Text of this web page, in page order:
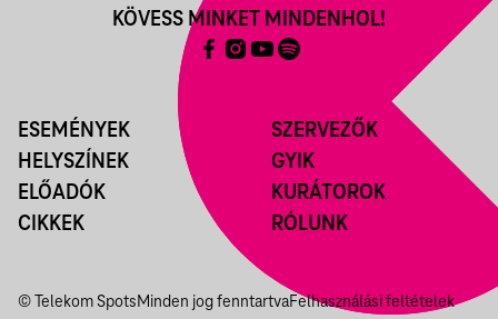
ESEMÉNYEK
HELYSZÍNEK
ELŐADÓK
CIKKEK
SZERVEZŐK
GYIK
KURÁTOROK
RÓLUNK
KÖVESS MINKET MINDENHOL!
© Telekom SpotsMinden jog fenntartvaFelhasználási feltételek